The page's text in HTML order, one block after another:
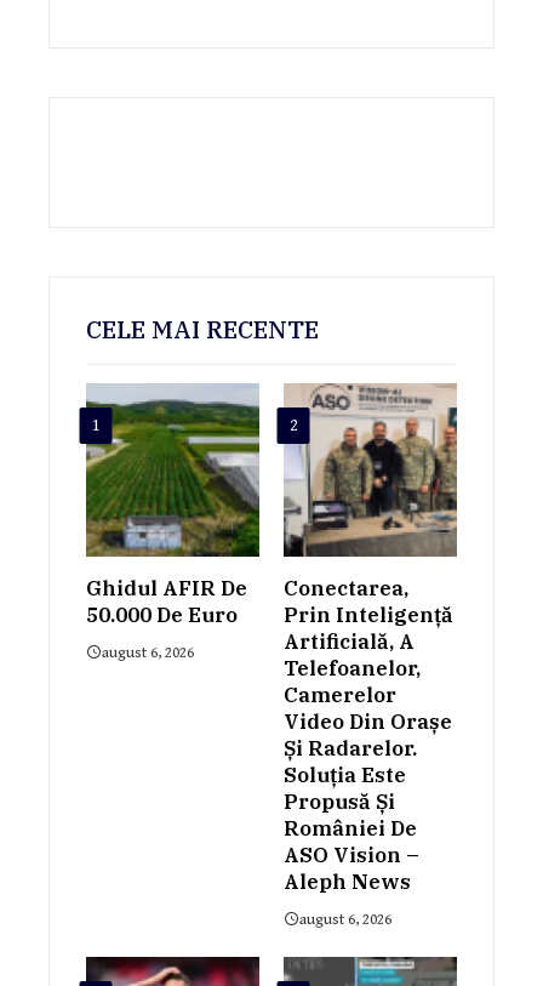
CELE MAI RECENTE
1
Ghidul AFIR De
50.000 De Euro
august 6, 2026
2
Conectarea,
Prin Inteligență
Artificială, A
Telefoanelor,
Camerelor
Video Din Orașe
Și Radarelor.
Soluția Este
Propusă Și
României De
ASO Vision –
Aleph News
august 6, 2026